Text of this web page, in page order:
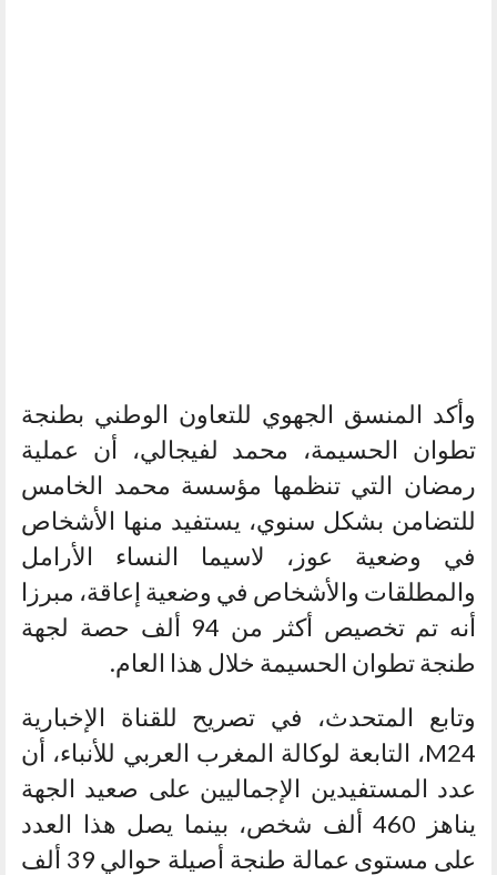
وأكد المنسق الجهوي للتعاون الوطني بطنجة
تطوان الحسيمة، محمد لفيجالي، أن عملية
رمضان التي تنظمها مؤسسة محمد الخامس
للتضامن بشكل سنوي، يستفيد منها الأشخاص
في وضعية عوز، لاسيما النساء الأرامل
والمطلقات والأشخاص في وضعية إعاقة، مبرزا
أنه تم تخصيص أكثر من 94 ألف حصة لجهة
طنجة تطوان الحسيمة خلال هذا العام.
وتابع المتحدث، في تصريح للقناة الإخبارية
M24، التابعة لوكالة المغرب العربي للأنباء، أن
عدد المستفيدين الإجماليين على صعيد الجهة
يناهز 460 ألف شخص، بينما يصل هذا العدد
على مستوى عمالة طنجة أصيلة حوالي 39 ألف